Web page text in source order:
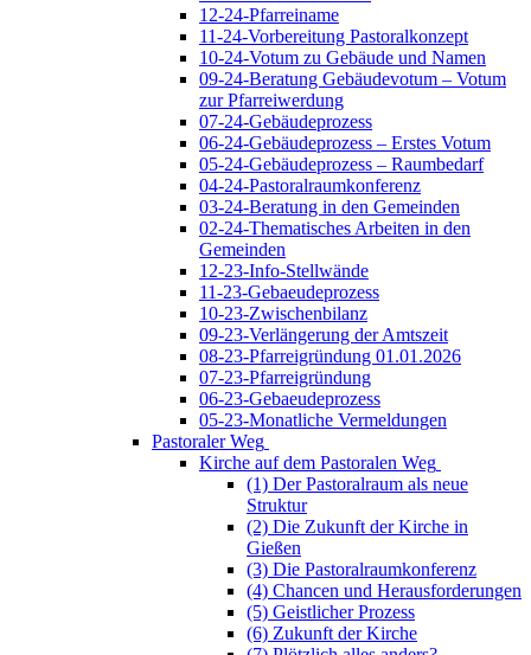
12-24-Pfarreiname
11-24-Vorbereitung Pastoralkonzept
10-24-Votum zu Gebäude und Namen
09-24-Beratung Gebäudevotum – Votum
zur Pfarreiwerdung
07-24-Gebäudeprozess
06-24-Gebäudeprozess – Erstes Votum
05-24-Gebäudeprozess – Raumbedarf
04-24-Pastoralraumkonferenz
03-24-Beratung in den Gemeinden
02-24-Thematisches Arbeiten in den
Gemeinden
12-23-Info-Stellwände
11-23-Gebaeudeprozess
10-23-Zwischenbilanz
09-23-Verlängerung der Amtszeit
08-23-Pfarreigründung 01.01.2026
07-23-Pfarreigründung
06-23-Gebaeudeprozess
05-23-Monatliche Vermeldungen
Pastoraler Weg
Kirche auf dem Pastoralen Weg
(1) Der Pastoralraum als neue
Struktur
(2) Die Zukunft der Kirche in
Gießen
(3) Die Pastoralraumkonferenz
(4) Chancen und Herausforderungen
(5) Geistlicher Prozess
(6) Zukunft der Kirche